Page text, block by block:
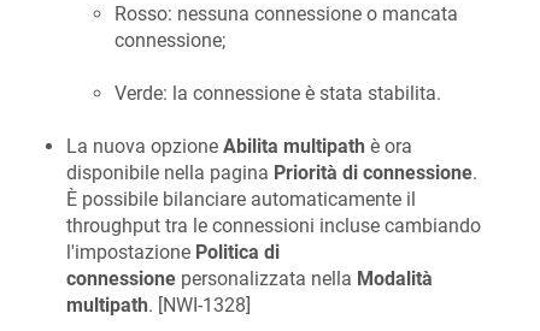
Rosso: nessuna connessione o mancata
connessione;
Verde: la connessione è stata stabilita.
La nuova opzione Abilita multipath è ora
disponibile nella pagina Priorità di connessione.
È possibile bilanciare automaticamente il
throughput tra le connessioni incluse cambiando
l'impostazione Politica di
connessione personalizzata nella Modalità
multipath. [NWI-1328]